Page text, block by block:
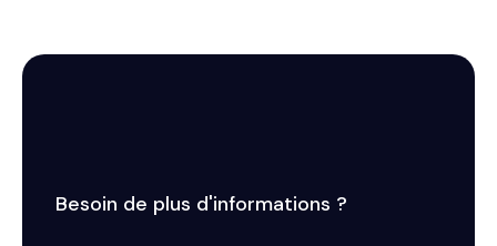
Besoin de plus d'informations ?